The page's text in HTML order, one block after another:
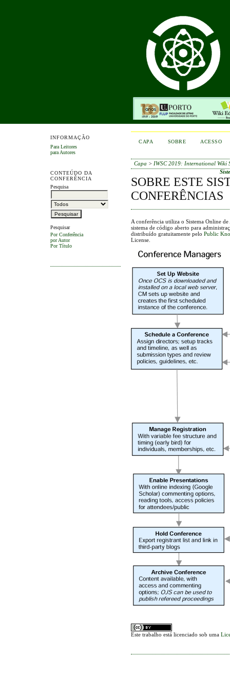
INFORMAÇÃO
Para Leitores
para Autores
CONTEÚDO DA
CONFERÊNCIA
Pesquisa
Pesquisar
Por Conferência
por Autor
Por Título
CAPA SOBRE
ACESSO
Capa > IWSC 2019: International Wiki
SOBRE ESTE
CONFERÊNCIAS
A conferência utiliza o Sistema Online
sistema de código aberto para
distribuído gratuitamente pelo Public
License.
Este trabalho está licenciado sob uma